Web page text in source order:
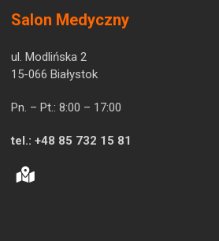
Salon Medyczny
ul. Modlińska 2
15-066 Białystok
Pn. – Pt.: 8:00 – 17:00
tel.: +48 85 732 15 81